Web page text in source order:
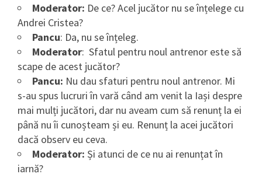
Moderator: De ce? Acel jucător nu se înțelege cu
Andrei Cristea?
Pancu: Da, nu se înțeleg.
Moderator: Sfatul pentru noul antrenor este să
scape de acest jucător?
Pancu: Nu dau sfaturi pentru noul antrenor. Mi
s-au spus lucruri în vară când am venit la Iași despre
mai mulți jucători, dar nu aveam cum să renunț la ei
până nu îi cunoșteam și eu. Renunț la acei jucători
dacă observ eu ceva.
Moderator: Și atunci de ce nu ai renunțat în
iarnă?